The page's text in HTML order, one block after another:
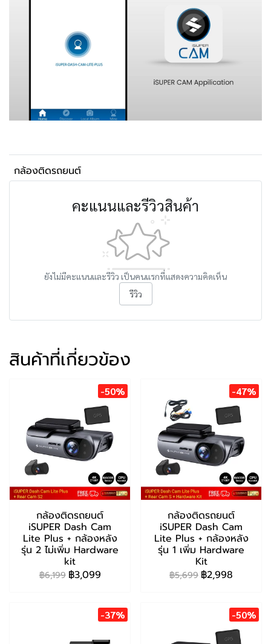
กล้องติดรถยนต์
คะแนนและรีวิวสินค้า
ยังไม่มีคะแนนและรีวิว เป็นคนแรกที่แสดงความคิดเห็น
รีวิว
สินค้าที่เกี่ยวข้อง
-50%
กล้องติดรถยนต์
iSUPER Dash Cam
Lite Plus + กล้องหลัง
รุ่น 2 ไม่เพิ่ม Hardware
kit
฿6,199 ฿3,099
-47%
กล้องติดรถยนต์
iSUPER Dash Cam
Lite Plus + กล้องหลัง
รุ่น 1 เพิ่ม Hardware
Kit
฿5,699 ฿2,998
-37% -50%